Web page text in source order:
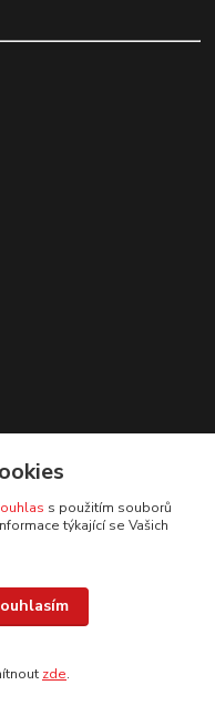
Black
s použitím souborů
týkající se Vašich
zde.